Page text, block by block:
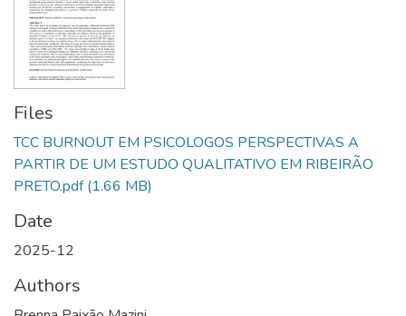
Files
TCC BURNOUT EM PSICOLOGOS PERSPECTIVAS A
PARTIR DE UM ESTUDO QUALITATIVO EM RIBEIRÃO
PRETO.pdf (1.66 MB)
Date
2025-12
Authors